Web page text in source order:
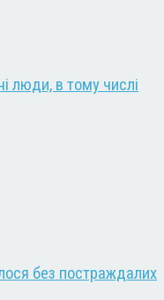
люди, в тому числі
без постраждалих